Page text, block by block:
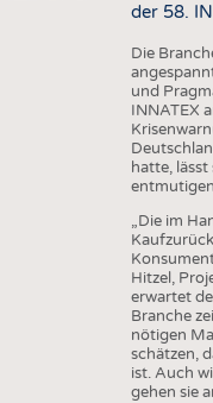
der 58.
Die
und
INNATEX
hatte,
„Die im
Hitzel,
erwartet
Branche
nötigen
schätzen,
ist. Auch
gehen sie